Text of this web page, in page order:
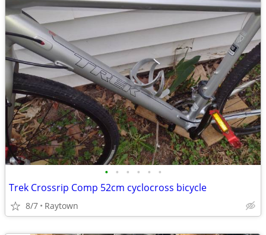
• • • • • •
Trek Crossrip Comp 52cm cyclocross bicycle
8/7 Raytown